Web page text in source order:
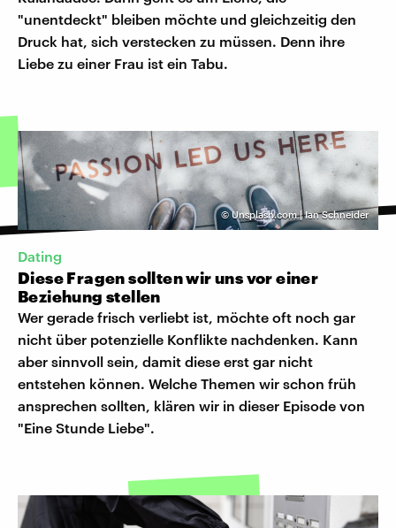
"unentdeckt" bleiben möchte und gleichzeitig den
Druck hat, sich verstecken zu müssen. Denn ihre
Liebe zu einer Frau ist ein Tabu.
©Unsplash.com | Ian Schneider
Dating
Diese Fragen sollten wir uns vor einer
Beziehung stellen
Wer gerade frisch verliebt ist, möchte oft noch gar
nicht über potenzielle Konflikte nachdenken. Kann
aber sinnvoll sein, damit diese erst gar nicht
entstehen können. Welche Themen wir schon früh
ansprechen sollten, klären wir in dieser Episode von
"Eine Stunde Liebe".